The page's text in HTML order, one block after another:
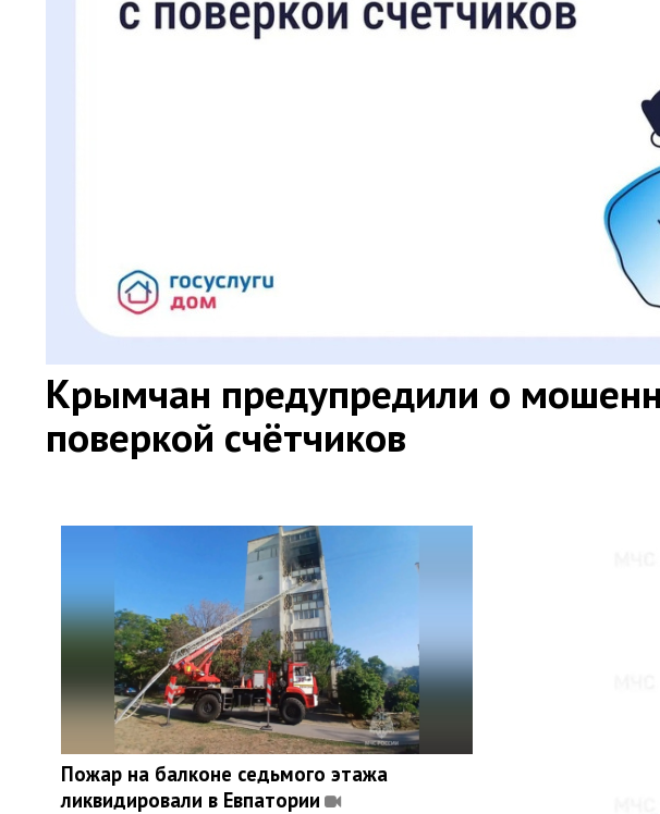
Крымчан предупредили о
поверкой счётчиков
Пожар на балконе седьмого этажа
ликвидировали в Евпатории